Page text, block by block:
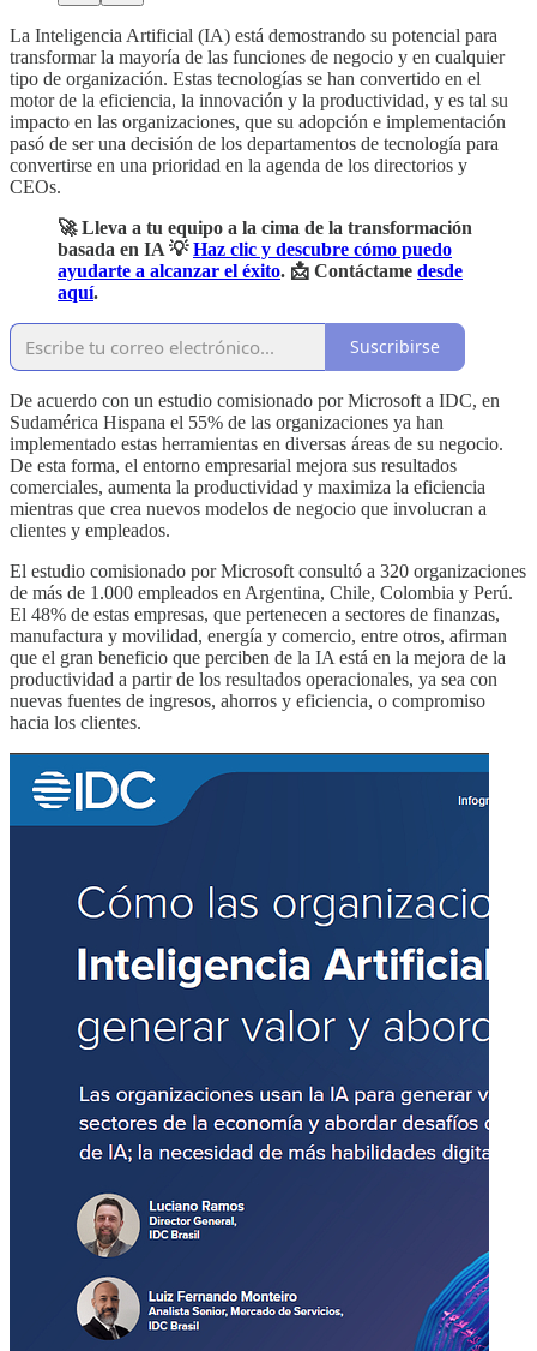
La Inteligencia Artificial (IA) está demostrando su potencial para
transformar la mayoría de las funciones de negocio y en cualquier
tipo de organización. Estas tecnologías se han convertido en el
motor de la eficiencia, la innovación y la productividad, y es tal su
impacto en las organizaciones, que su adopción e implementación
pasó de ser una decisión de los departamentos de tecnología para
convertirse en una prioridad en la agenda de los directorios y
CEOs.
🚀 Lleva a tu equipo a la cima de la transformación
basada en IA 💡Haz clic y descubre cómo puedo
ayudarte a alcanzar el éxito. 📩 Contáctame desde
aquí.
Suscribirse
De acuerdo con un estudio comisionado por Microsoft a IDC, en
Sudamérica Hispana el 55% de las organizaciones ya han
implementado estas herramientas en diversas áreas de su negocio.
De esta forma, el entorno empresarial mejora sus resultados
comerciales, aumenta la productividad y maximiza la eficiencia
mientras que crea nuevos modelos de negocio que involucran a
clientes y empleados.
El estudio comisionado por Microsoft consultó a 320 organizaciones
de más de 1.000 empleados en Argentina, Chile, Colombia y Perú.
El 48% de estas empresas, que pertenecen a sectores de finanzas,
manufactura y movilidad, energía y comercio, entre otros, afirman
que el gran beneficio que perciben de la IA está en la mejora de la
productividad a partir de los resultados operacionales, ya sea con
nuevas fuentes de ingresos, ahorros y eficiencia, o compromiso
hacia los clientes.